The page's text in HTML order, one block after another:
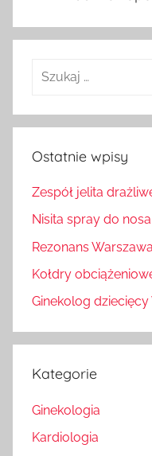
Szukaj:
Ostatnie wpisy
Zespół jelita
Nisita spray do nosa
Rezonans Warszawa
Kołdry
Ginekolog
Kategorie
Ginekologia
Kardiologia